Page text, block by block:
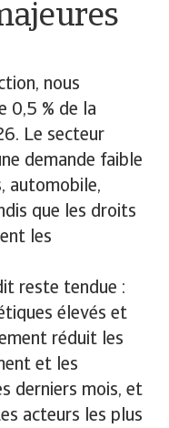
nous
0,5 % de la
Le secteur
demande faible
automobile,
que les droits
les
reste tendue :
élevés et
réduit les
et les
derniers mois, et
acteurs les plus